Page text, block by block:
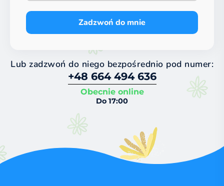
Zadzwoń do mnie
Lub zadzwoń do niego bezpośrednio pod numer:
+48 664 494 636
Obecnie online
Do 17:00